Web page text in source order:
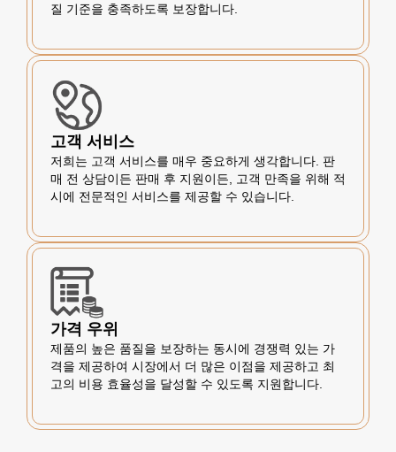
질 기준을 충족하도록 보장합니다.
고객 서비스
저희는 고객 서비스를 매우 중요하게 생각합니다. 판
매 전 상담이든 판매 후 지원이든, 고객 만족을 위해 적
시에 전문적인 서비스를 제공할 수 있습니다.
가격 우위
제품의 높은 품질을 보장하는 동시에 경쟁력 있는 가
격을 제공하여 시장에서 더 많은 이점을 제공하고 최
고의 비용 효율성을 달성할 수 있도록 지원합니다.